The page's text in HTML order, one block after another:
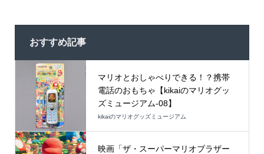
おすすめ記事
マリオとおしゃべりできる！？携帯
電話のおもちゃ【kikaiのマリオグッ
ズミュージアム-08】
kikaiのマリオグッズミュージアム
映画「ザ・スーパーマリオブラザー